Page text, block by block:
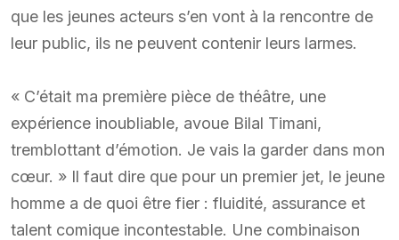
que les jeunes acteurs s’en vont à la rencontre de
leur public, ils ne peuvent contenir leurs larmes.
« C’était ma première pièce de théâtre, une
expérience inoubliable, avoue Bilal Timani,
tremblottant d’émotion. Je vais la garder dans mon
cœur. » Il faut dire que pour un premier jet, le jeune
homme a de quoi être fier : fluidité, assurance et
talent comique incontestable. Une combinaison